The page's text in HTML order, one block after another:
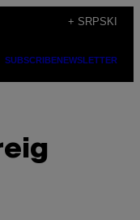
+ SRPSKI
SUBSCRIBENEWSLETTER